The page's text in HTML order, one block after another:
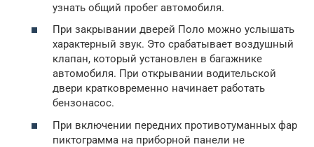
узнать общий пробег автомобиля.
При закрывании дверей Поло можно услышать
характерный звук. Это срабатывает воздушный
клапан, который установлен в багажнике
автомобиля. При открывании водительской
двери кратковременно начинает работать
бензонасос.
При включении передних противотуманных фар
пиктограмма на приборной панели не